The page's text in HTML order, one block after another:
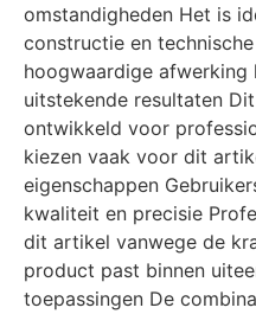
omstandigheden Het is
constructie en
hoogwaardige
uitstekende resultaten
ontwikkeld voor
kiezen vaak voor dit
eigenschappen
kwaliteit en precisie
dit artikel vanwege de
product past binnen
toepassingen De